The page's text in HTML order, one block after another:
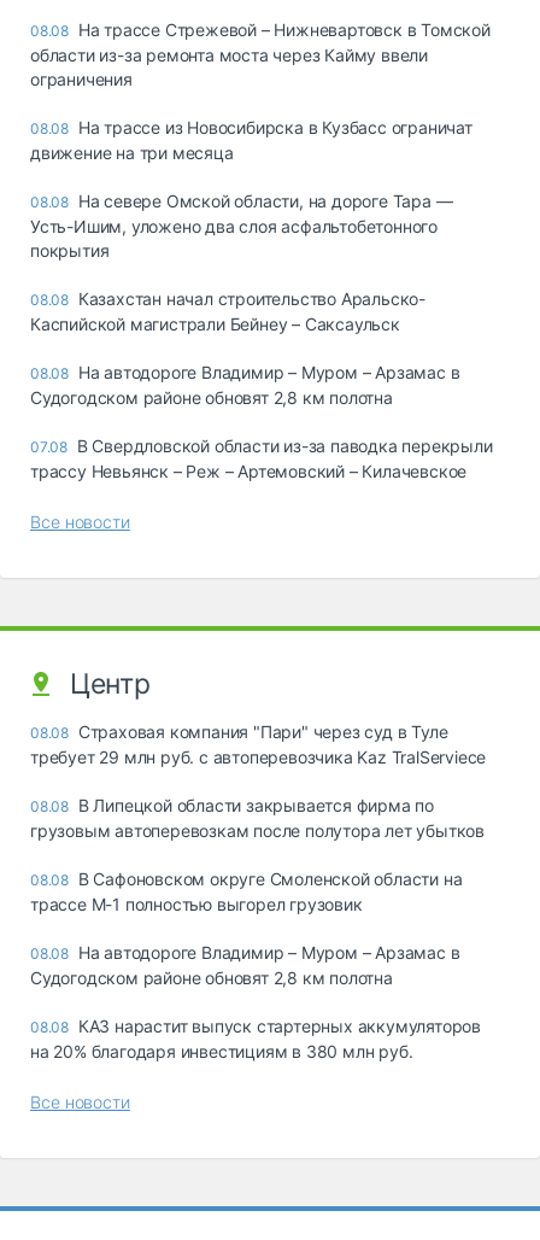
08.08 На трассе Стрежевой – Нижневартовск в Томской
области из-за ремонта моста через Кайму ввели
ограничения
08.08 На трассе из Новосибирска в Кузбасс ограничат
движение на три месяца
08.08 На севере Омской области, на дороге Тара —
Усть-Ишим, уложено два слоя асфальтобетонного
покрытия
08.08 Казахстан начал строительство Аральско-
Каспийской магистрали Бейнеу – Саксаульск
08.08 На автодороге Владимир – Муром – Арзамас в
Судогодском районе обновят 2,8 км полотна
07.08 В Свердловской области из-за паводка перекрыли
трассу Невьянск – Реж – Артемовский – Килачевское
Все новости
Центр
08.08 Страховая компания "Пари" через суд в Туле
требует 29 млн руб. с автоперевозчика Kaz TralServiece
08.08 В Липецкой области закрывается фирма по
грузовым автоперевозкам после полутора лет убытков
08.08 В Сафоновском округе Смоленской области на
трассе М-1 полностью выгорел грузовик
08.08 На автодороге Владимир – Муром – Арзамас в
Судогодском районе обновят 2,8 км полотна
08.08 КАЗ нарастит выпуск стартерных аккумуляторов
на 20% благодаря инвестициям в 380 млн руб.
Все новости